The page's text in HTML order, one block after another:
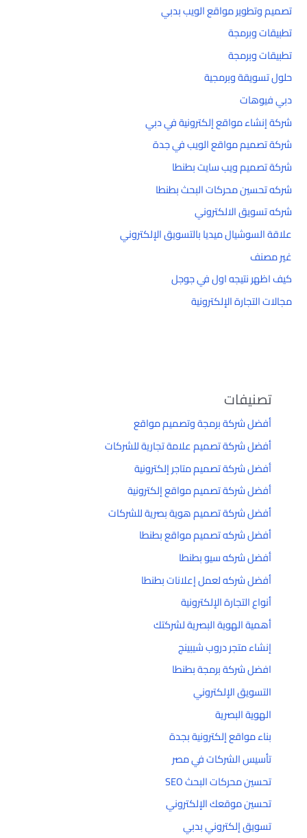
تصميم وتطوير مواقع الويب بدبي
تطبيقات وبرمجة
تطبيقات وبرمجة
حلول تسويقة وبرمجية
دبي فيوهات
شركة إنشاء مواقع إلكترونية في دبي
شركة تصميم مواقع الويب في جدة
شركة تصميم ويب سايت بطنطا
شركه تحسين محركات البحث بطنطا
شركه تسويق الالكتروني
علاقة السوشيال ميديا بالتسويق الإلكتروني
غير مصنف
كيف اظهر نتيجه اول في جوجل
مجالات التجارة الإلكترونية
تصنيفات
أفضل شركة برمجة وتصميم مواقع
أفضل شركة تصميم علامة تجارية للشركات
أفضل شركة تصميم متاجر إلكترونية
أفضل شركة تصميم مواقع إلكترونية
أفضل شركة تصميم هوية بصرية للشركات
أفضل شركه تصميم مواقع بطنطا
أفضل شركه سيو بطنطا
أفضل شركه لعمل إعلانات بطنطا
أنواع التجارة الإلكترونية
أهمية الهوية البصرية لشركتك
إنشاء متجر دروب شيبينج
افضل شركة برمجة بطنطا
التسويق الإلكتروني
الهوية البصرية
بناء مواقع إلكترونية بجدة
تأسيس الشركات في مصر
تحسين محركات البحث SEO
تحسين موقعك الإلكتروني
تسويق إلكتروني بدبي